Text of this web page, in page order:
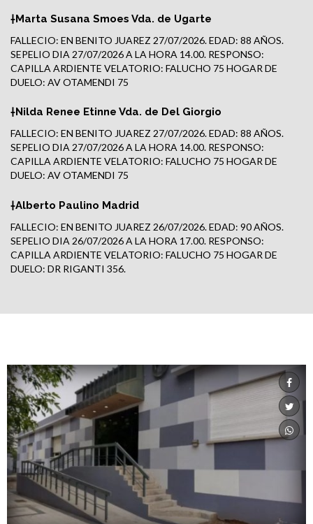
†Marta Susana Smoes Vda. de Ugarte
FALLECIO: EN BENITO JUAREZ 27/07/2026. EDAD: 88 AÑOS.
SEPELIO DIA 27/07/2026 A LA HORA 14.00. RESPONSO:
CAPILLA ARDIENTE VELATORIO: FALUCHO 75 HOGAR DE
DUELO: AV OTAMENDI 75
†Nilda Renee Etinne Vda. de Del Giorgio
FALLECIO: EN BENITO JUAREZ 27/07/2026. EDAD: 88 AÑOS.
SEPELIO DIA 27/07/2026 A LA HORA 14.00. RESPONSO:
CAPILLA ARDIENTE VELATORIO: FALUCHO 75 HOGAR DE
DUELO: AV OTAMENDI 75
†Alberto Paulino Madrid
FALLECIO: EN BENITO JUAREZ 26/07/2026. EDAD: 90 AÑOS.
SEPELIO DIA 26/07/2026 A LA HORA 17.00. RESPONSO:
CAPILLA ARDIENTE VELATORIO: FALUCHO 75 HOGAR DE
DUELO: DR RIGANTI 356.